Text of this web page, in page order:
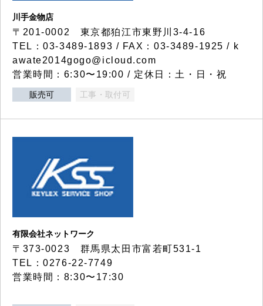
川手金物店
〒201-0002 東京都狛江市東野川3-4-16
TEL：03-3489-1893 / FAX：03-3489-1925 / k
awate2014gogo@icloud.com
営業時間：6:30〜19:00 / 定休日：土・日・祝
販売可 工事・取付可
有限会社ネットワーク
〒373-0023 群馬県太田市富若町531-1
TEL：0276-22-7749
営業時間：8:30〜17:30